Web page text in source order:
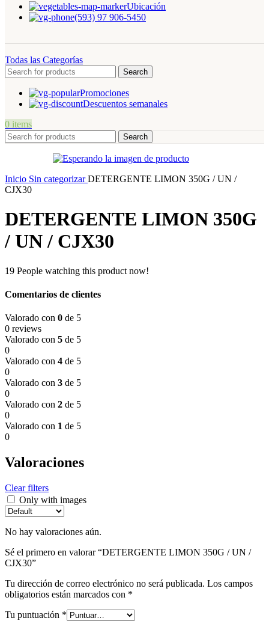
Ubicación
(593) 97 906-5450
Todas las Categorías
Search
Promociones
Descuentos semanales
0 items
Search
Inicio Sin categorizarDETERGENTE LIMON 350G / UN /
CJX30
DETERGENTE LIMON 350G
/ UN / CJX30
19 People watching this product now!
Comentarios de clientes
Valorado con 0 de 5
0 reviews
Valorado con 5 de 5
0
Valorado con 4 de 5
0
Valorado con 3 de 5
0
Valorado con 2 de 5
0
Valorado con 1 de 5
0
Valoraciones
Clear filters
Only with images
No hay valoraciones aún.
Sé el primero en valorar “DETERGENTE LIMON 350G / UN /
CJX30”
Tu dirección de correo electrónico no será publicada. Los campos
obligatorios están marcados con *
Tu puntuación *